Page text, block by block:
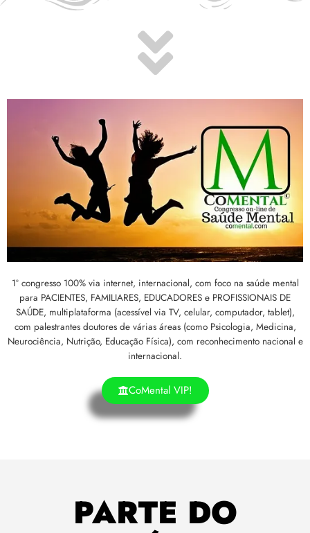
1º congresso 100% via internet, internacional, com foco na saúde mental
para PACIENTES, FAMILIARES, EDUCADORES e PROFISSIONAIS DE
SAÚDE, multiplataforma (acessível via TV, celular, computador, tablet),
com palestrantes doutores de várias áreas (como Psicologia, Medicina,
Neurociência, Nutrição, Educação Física), com reconhecimento nacional e
internacional.
CoMental VIP!
PARTE DO